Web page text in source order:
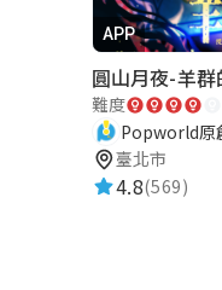
2021-
APP
難度
Popworld原
臺北市
4.8(569)